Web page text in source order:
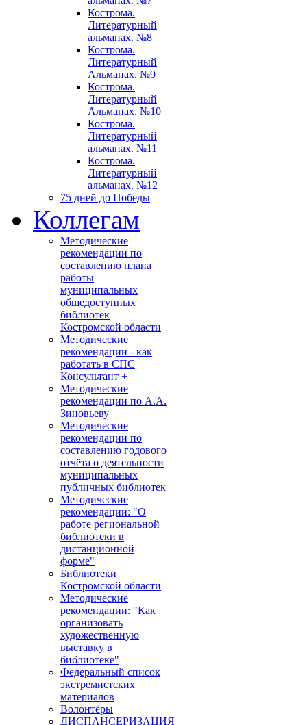
Кострома.
Литературный
альманах. №8
Кострома.
Литературный
Альманах. №9
Кострома.
Литературный
Альманах. №10
Кострома.
Литературный
альманах. №11
Кострома.
Литературный
альманах. №12
75 дней до Победы
Коллегам
Методические
рекомендации по
составлению плана
работы
муниципальных
общедоступных
библиотек
Костромской области
Методические
рекомендации - как
работать в СПС
Консультант +
Методические
рекомендации по А.А.
Зиновьеву
Методические
рекомендации по
составлению годового
отчёта о деятельности
муниципальных
публичных библиотек
Методические
рекомендации: "О
работе региональной
библиотеки в
дистанционной
форме"
Библиотеки
Костромской области
Методические
рекомендации: "Как
организовать
художественную
выставку в
библиотеке"
Федеральный список
экстремистских
материалов
Волонтёры
ДИСПАНСЕРИЗАЦИЯ